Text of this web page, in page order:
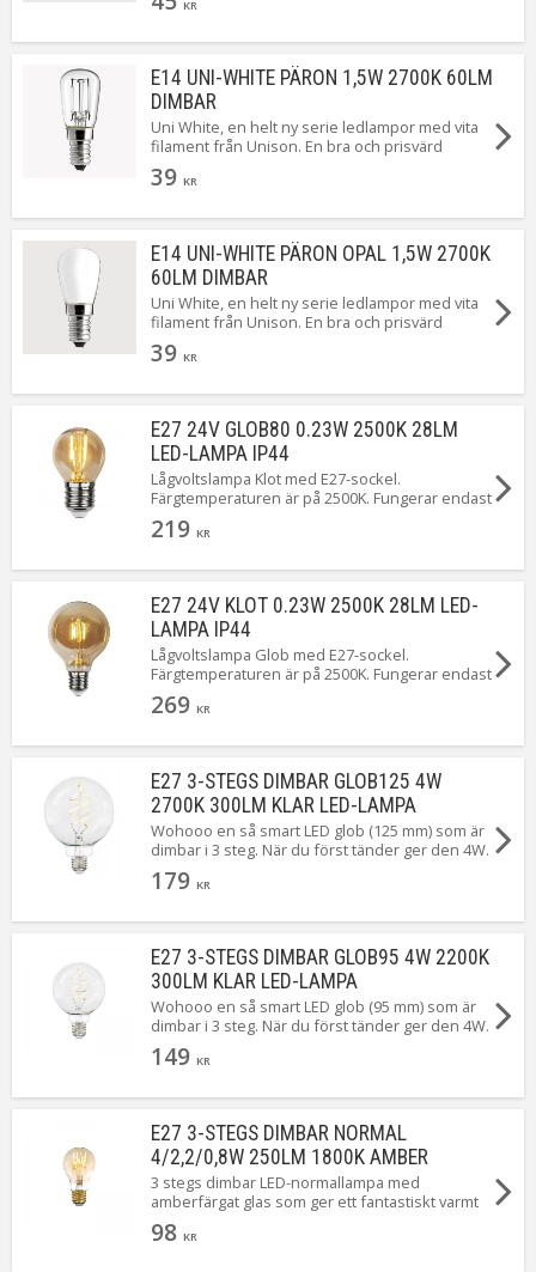
dimbar.
KR
E14 UNI-WHITE PÄRON 1,5W 2700K 60LM
DIMBAR
Uni White, en helt ny serie ledlampor med vita
filament från Unison. En bra och prisvärd
standard LED från Unison som dessutom är
dimbar.
39 KR
E14 UNI-WHITE PÄRON OPAL 1,5W 2700K
60LM DIMBAR
Uni White, en helt ny serie ledlampor med vita
filament från Unison. En bra och prisvärd
standard LED från Unison som dessutom är
dimbar.
39 KR
E27 24V GLOB80 0.23W 2500K 28LM
LED-LAMPA IP44
Lågvoltslampa Klot med E27-sockel.
Färgtemperaturen är på 2500K. Fungerar endast
för 24 volt och är perfekt till Star Tradings slinga
491-52 i System 24.
219 KR
E27 24V KLOT 0.23W 2500K 28LM LED-
LAMPA IP44
Lågvoltslampa Glob med E27-sockel.
Färgtemperaturen är på 2500K. Fungerar endast
för 24 volt och är perfekt till Star Tradings slinga
491-52 i System 24.
269 KR
E27 3-STEGS DIMBAR GLOB125 4W
2700K 300LM KLAR LED-LAMPA
Wohooo en så smart LED glob (125 mm) som är
dimbar i 3 steg. När du först tänder ger den 4W.
Släck och tänd igen så ger den 2W. Upprepa en
gång till så ger den 1W ...Magiskt! Här i klarglas
med ett varmt och behagligt sken.
179 KR
E27 3-STEGS DIMBAR GLOB95 4W 2200K
300LM KLAR LED-LAMPA
Wohooo en så smart LED glob (95 mm) som är
dimbar i 3 steg. När du först tänder ger den 4W.
Släck och tänd igen så ger den 2W. Upprepa en
gång till så ger den 1W ...Magiskt! Här i klarglas
med ett varmt och behagligt sken.
149 KR
E27 3-STEGS DIMBAR NORMAL
4/2,2/0,8W 250LM 1800K AMBER
3 stegs dimbar LED-normallampa med
amberfärgat glas som ger ett fantastiskt varmt
och mjukt ljus. Du stegar enkelt de tre
ljusstyrkorna genom att tända och släcka
98 KR